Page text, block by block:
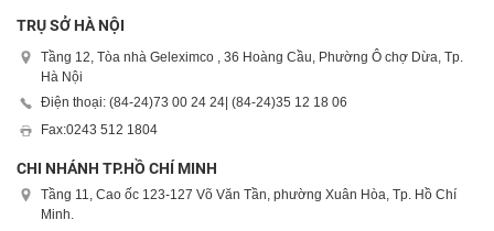
TRỤ SỞ HÀ NỘI
Tầng 12, Tòa nhà Geleximco , 36 Hoàng Cầu, Phường Ô chợ Dừa, Tp.
Hà Nội
Điện thoại: (84-24)73 00 24 24 | (84-24)35 12 18 06
Fax:0243 512 1804
CHI NHÁNH TP.HỒ CHÍ MINH
Tầng 11, Cao ốc 123-127 Võ Văn Tần, phường Xuân Hòa, Tp. Hồ Chí
Minh.